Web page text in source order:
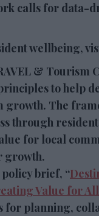
calls for data-
wellbeing,
& Tourism
to help
growth. The
through
for local
growth.
brief, “
Value for All
for planning,